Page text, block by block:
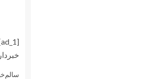
[ad_1]
خبردار